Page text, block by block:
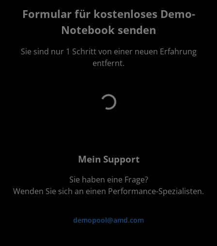
Formular für kostenloses Demo-
Notebook senden
Sie sind nur 1 Schritt von einer neuen Erfahrung
entfernt.
Laden...
Mein Support
Sie haben eine Frage?
Wenden Sie sich an einen Performance-Spezialisten.
demopool@amd.com